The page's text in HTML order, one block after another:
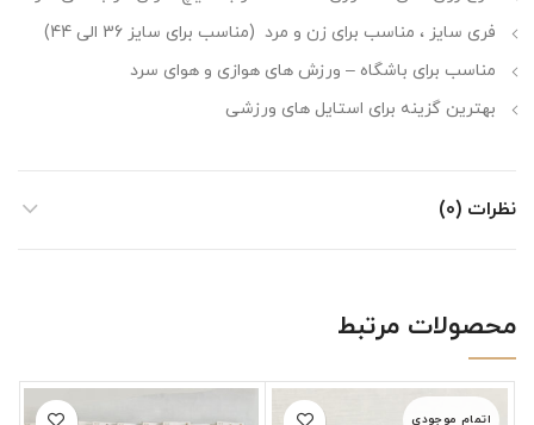
فری سایز ، مناسب برای زن و مرد (مناسب برای سایز 36 الی 44)
مناسب برای باشگاه – ورزش های هوازی و هوای سرد
بهترین گزینه برای استایل های ورزشی
نظرات (0)
محصولات مرتبط
اتمام موجودی